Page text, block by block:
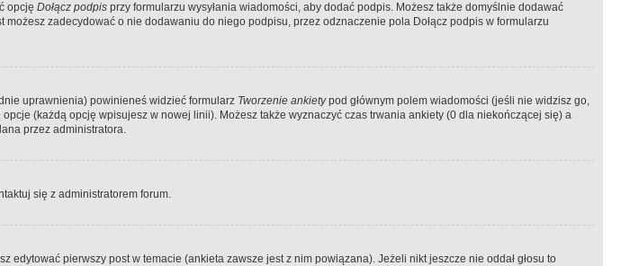
opcję Dołącz podpis przy formularzu wysyłania wiadomości, aby dodać podpis. Możesz także domyślnie dodawać
zadecydować o nie dodawaniu do niego podpisu, przez odznaczenie pola Dołącz podpis w formularzu
uprawnienia) powinieneś widzieć formularz Tworzenie ankietypod głównym polem wiadomości (jeśli nie widzisz go,
(każdą opcję wpisujesz w nowej linii). Możesz także wyznaczyć czas trwania ankiety (0 dla niekończącej się) a
przez administratora.
się z administratorem forum.
pierwszy post w temacie (ankieta zawsze jest z nim powiązana). Jeżeli nikt jeszcze nie oddał głosu to